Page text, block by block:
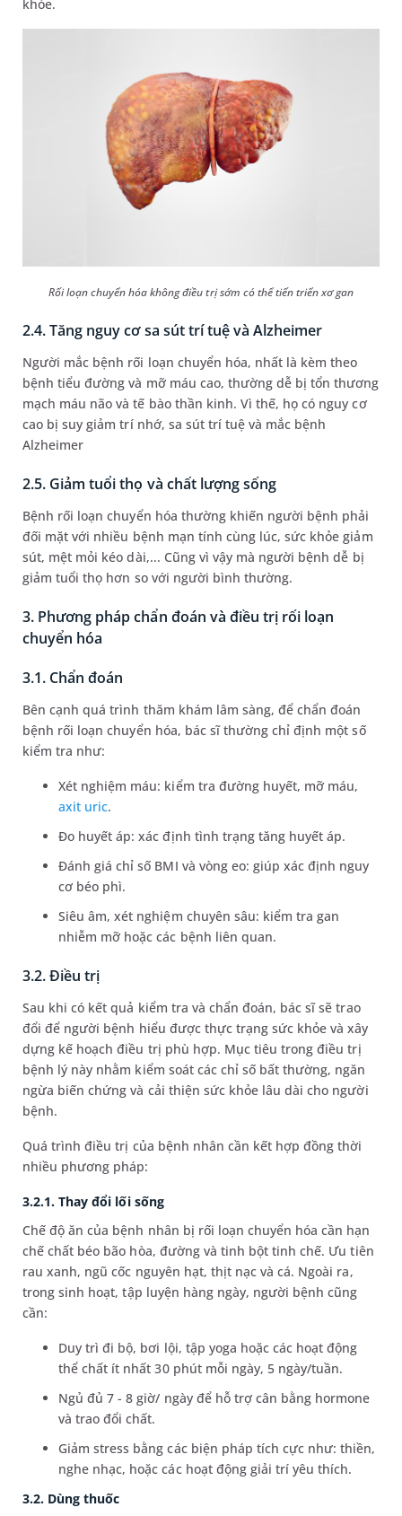
khỏe.
Rối loạn chuyển hóa không điều trị sớm có thể tiến triển xơ gan
2.4. Tăng nguy cơ sa sút trí tuệ và Alzheimer
Người mắc bệnh rối loạn chuyển hóa, nhất là kèm theo
bệnh tiểu đường và mỡ máu cao, thường dễ bị tổn thương
mạch máu não và tế bào thần kinh. Vì thế, họ có nguy cơ
cao bị suy giảm trí nhớ, sa sút trí tuệ và mắc bệnh
Alzheimer
2.5. Giảm tuổi thọ và chất lượng sống
Bệnh rối loạn chuyển hóa thường khiến người bệnh phải
đối mặt với nhiều bệnh mạn tính cùng lúc, sức khỏe giảm
sút, mệt mỏi kéo dài,... Cũng vì vậy mà người bệnh dễ bị
giảm tuổi thọ hơn so với người bình thường.
3. Phương pháp chẩn đoán và điều trị rối loạn
chuyển hóa
3.1. Chẩn đoán
Bên cạnh quá trình thăm khám lâm sàng, để chẩn đoán
bệnh rối loạn chuyển hóa, bác sĩ thường chỉ định một số
kiểm tra như:
Xét nghiệm máu: kiểm tra đường huyết, mỡ máu,
axit uric.
Đo huyết áp: xác định tình trạng tăng huyết áp.
Đánh giá chỉ số BMI và vòng eo: giúp xác định nguy
cơ béo phì.
Siêu âm, xét nghiệm chuyên sâu: kiểm tra gan
nhiễm mỡ hoặc các bệnh liên quan.
3.2. Điều trị
Sau khi có kết quả kiểm tra và chẩn đoán, bác sĩ sẽ trao
đổi để người bệnh hiểu được thực trạng sức khỏe và xây
dựng kế hoạch điều trị phù hợp. Mục tiêu trong điều trị
bệnh lý này nhằm kiểm soát các chỉ số bất thường, ngăn
ngừa biến chứng và cải thiện sức khỏe lâu dài cho người
bệnh.
Quá trình điều trị của bệnh nhân cần kết hợp đồng thời
nhiều phương pháp:
3.2.1. Thay đổi lối sống
Chế độ ăn của bệnh nhân bị rối loạn chuyển hóa cần hạn
chế chất béo bão hòa, đường và tinh bột tinh chế. Ưu tiên
rau xanh, ngũ cốc nguyên hạt, thịt nạc và cá. Ngoài ra,
trong sinh hoạt, tập luyện hàng ngày, người bệnh cũng
cần:
Duy trì đi bộ, bơi lội, tập yoga hoặc các hoạt động
thể chất ít nhất 30 phút mỗi ngày, 5 ngày/tuần.
Ngủ đủ 7 - 8 giờ/ ngày để hỗ trợ cân bằng hormone
và trao đổi chất.
Giảm stress bằng các biện pháp tích cực như: thiền,
nghe nhạc, hoặc các hoạt động giải trí yêu thích.
3.2. Dùng thuốc